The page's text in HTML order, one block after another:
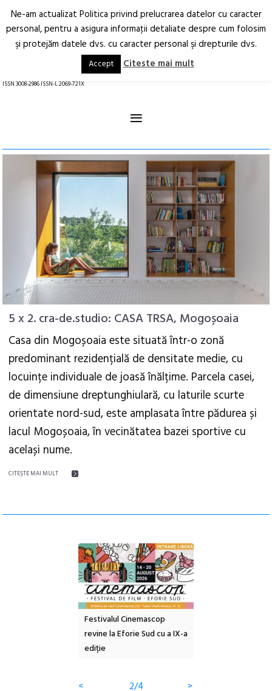
Arhitectură.
Oraș.
RO EN
ISSN 3008-2986 ISSN-L 2069-721X
≡
5 x 2. cra-de.studio: CASA TRSA, Mogoșoaia
Casa din Mogoșoaia este situată într-o zonă
predominant rezidențială de densitate medie, cu
locuințe individuale de joasă înălțime. Parcela casei,
de dimensiune dreptunghiulară, cu laturile scurte
orientate nord-sud, este amplasata între pădurea și
lacul Mogoșoaia, în vecinătatea bazei sportive cu
același nume.
CITEŞTE MAI MULT
Festivalul Cinemascop
revine la Eforie Sud cu a IX-a
ediție
<
2/4 >
Ne-am actualizat Politica privind prelucrarea datelor cu caracter
personal, pentru a asigura informaţii detaliate despre cum folosim
şi protejăm datele dvs. cu caracter personal şi drepturile dvs.
Accept Citeste mai mult